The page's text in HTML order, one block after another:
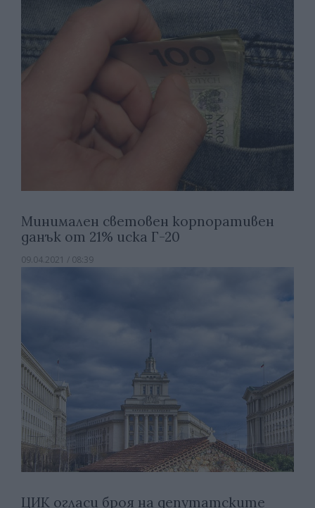
Минимален световен корпоративен
данък от 21% иска Г-20
09.04.2021 / 08:39
ЦИК огласи броя на депутатските